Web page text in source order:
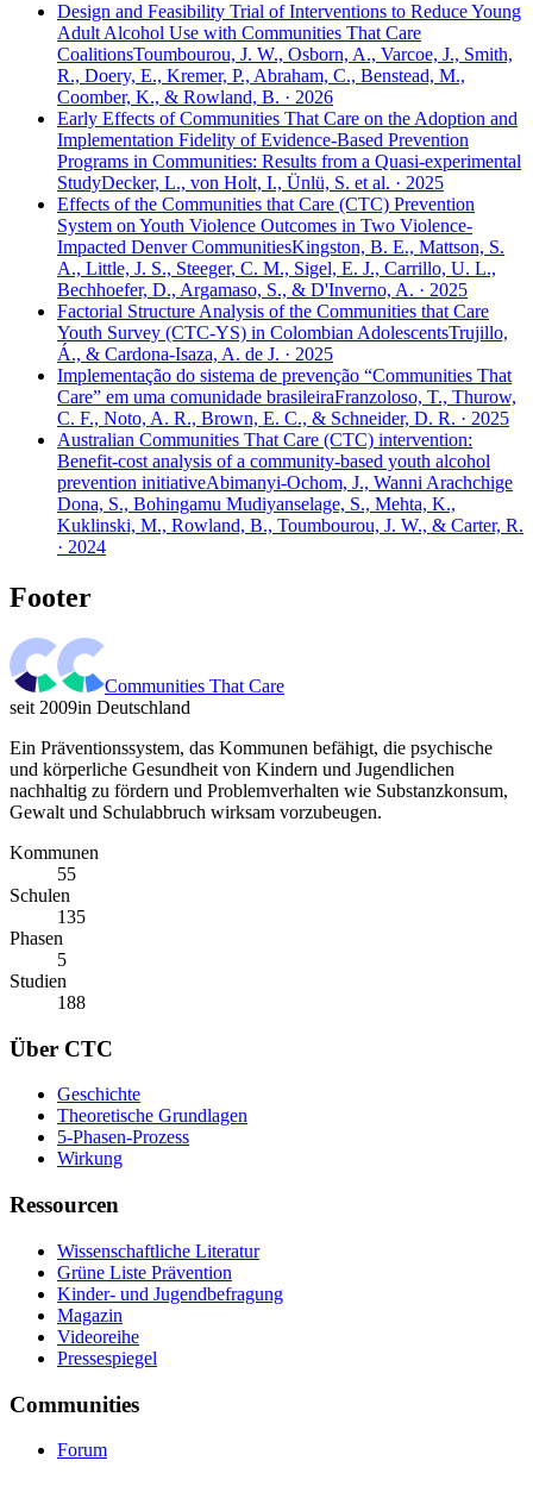
Design and Feasibility Trial of Interventions to Reduce Young
Adult Alcohol Use with Communities That Care
CoalitionsToumbourou, J. W., Osborn, A., Varcoe, J., Smith,
R., Doery, E., Kremer, P., Abraham, C., Benstead, M.,
Coomber, K., & Rowland, B. · 2026
Early Effects of Communities That Care on the Adoption and
Implementation Fidelity of Evidence-Based Prevention
Programs in Communities: Results from a Quasi-experimental
StudyDecker, L., von Holt, I., Ünlü, S. et al. · 2025
Effects of the Communities that Care (CTC) Prevention
System on Youth Violence Outcomes in Two Violence-
Impacted Denver CommunitiesKingston, B. E., Mattson, S.
A., Little, J. S., Steeger, C. M., Sigel, E. J., Carrillo, U. L.,
Bechhoefer, D., Argamaso, S., & D'Inverno, A. · 2025
Factorial Structure Analysis of the Communities that Care
Youth Survey (CTC-YS) in Colombian AdolescentsTrujillo,
Á., & Cardona-Isaza, A. de J. · 2025
Implementação do sistema de prevenção “Communities That
Care” em uma comunidade brasileiraFranzoloso, T., Thurow,
C. F., Noto, A. R., Brown, E. C., & Schneider, D. R. · 2025
Australian Communities That Care (CTC) intervention:
Benefit-cost analysis of a community-based youth alcohol
prevention initiativeAbimanyi-Ochom, J., Wanni Arachchige
Dona, S., Bohingamu Mudiyanselage, S., Mehta, K.,
Kuklinski, M., Rowland, B., Toumbourou, J. W., & Carter, R.
· 2024
Footer
Communities That Care
seit 2009in Deutschland
Ein Präventionssystem, das Kommunen befähigt, die psychische
und körperliche Gesundheit von Kindern und Jugendlichen
nachhaltig zu fördern und Problemverhalten wie Substanzkonsum,
Gewalt und Schulabbruch wirksam vorzubeugen.
Kommunen
55
Schulen
135
Phasen
5
Studien
188
Über CTC
Geschichte
Theoretische Grundlagen
5-Phasen-Prozess
Wirkung
Ressourcen
Wissenschaftliche Literatur
Grüne Liste Prävention
Kinder- und Jugendbefragung
Magazin
Videoreihe
Pressespiegel
Communities
Forum